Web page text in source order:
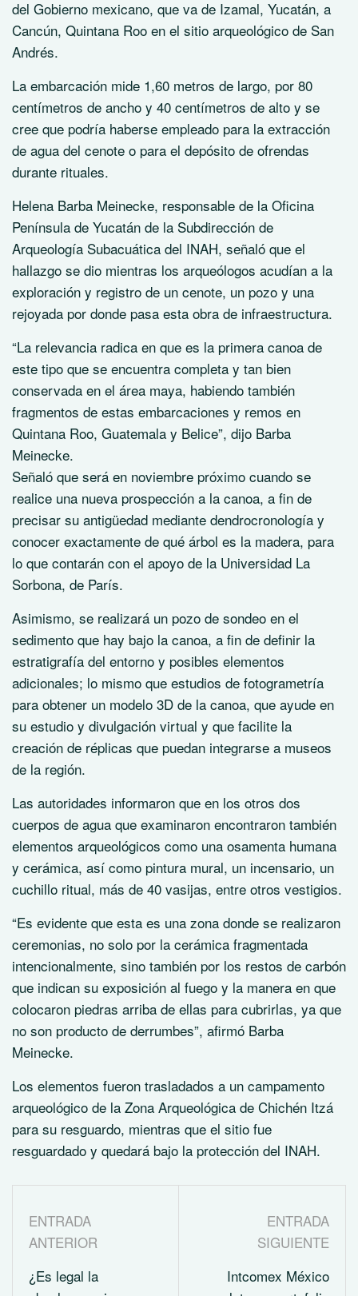
del Gobierno mexicano, que va de Izamal, Yucatán, a
Cancún, Quintana Roo en el sitio arqueológico de San
Andrés.
La embarcación mide 1,60 metros de largo, por 80
centímetros de ancho y 40 centímetros de alto y se
cree que podría haberse empleado para la extracción
de agua del cenote o para el depósito de ofrendas
durante rituales.
Helena Barba Meinecke, responsable de la Oficina
Península de Yucatán de la Subdirección de
Arqueología Subacuática del INAH, señaló que el
hallazgo se dio mientras los arqueólogos acudían a la
exploración y registro de un cenote, un pozo y una
rejoyada por donde pasa esta obra de infraestructura.
“La relevancia radica en que es la primera canoa de
este tipo que se encuentra completa y tan bien
conservada en el área maya, habiendo también
fragmentos de estas embarcaciones y remos en
Quintana Roo, Guatemala y Belice”, dijo Barba
Meinecke.
Señaló que será en noviembre próximo cuando se
realice una nueva prospección a la canoa, a fin de
precisar su antigüedad mediante dendrocronología y
conocer exactamente de qué árbol es la madera, para
lo que contarán con el apoyo de la Universidad La
Sorbona, de París.
Asimismo, se realizará un pozo de sondeo en el
sedimento que hay bajo la canoa, a fin de definir la
estratigrafía del entorno y posibles elementos
adicionales; lo mismo que estudios de fotogrametría
para obtener un modelo 3D de la canoa, que ayude en
su estudio y divulgación virtual y que facilite la
creación de réplicas que puedan integrarse a museos
de la región.
Las autoridades informaron que en los otros dos
cuerpos de agua que examinaron encontraron también
elementos arqueológicos como una osamenta humana
y cerámica, así como pintura mural, un incensario, un
cuchillo ritual, más de 40 vasijas, entre otros vestigios.
“Es evidente que esta es una zona donde se realizaron
ceremonias, no solo por la cerámica fragmentada
intencionalmente, sino también por los restos de carbón
que indican su exposición al fuego y la manera en que
colocaron piedras arriba de ellas para cubrirlas, ya que
no son producto de derrumbes”, afirmó Barba
Meinecke.
Los elementos fueron trasladados a un campamento
arqueológico de la Zona Arqueológica de Chichén Itzá
para su resguardo, mientras que el sitio fue
resguardado y quedará bajo la protección del INAH.
ENTRADA
ANTERIOR
¿Es legal la
ENTRADA
SIGUIENTE
Intcomex México